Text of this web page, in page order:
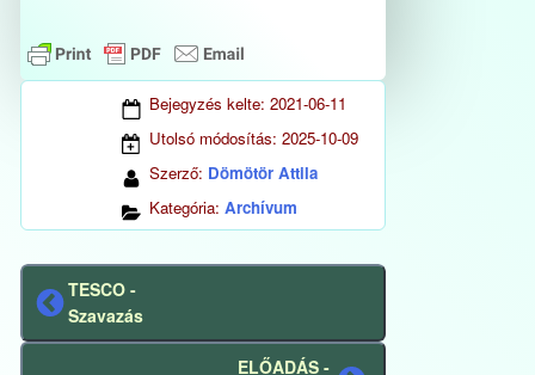
Bejegyzés kelte: 2021-06-11
Utolsó módosítás: 2025-10-09
Szerző: Dömötör Attila
Kategória: Archívum
Előző
bejegyzés
TESCO -
Szavazás
ELŐADÁS -